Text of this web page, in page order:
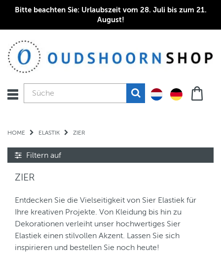
Bitte beachten Sie: Urlaubszeit vom 28. Juli bis zum 21.
August!
HOME ELASTIK ZIER
Filtern auf
ZIER
Entdecken Sie die Vielseitigkeit von Sier Elastiek für
Ihre kreativen Projekte. Von Kleidung bis hin zu
Dekorationen verleiht unser hochwertiges Sier
Elastiek einen stilvollen Akzent. Lassen Sie sich
inspirieren und bestellen Sie noch heute!